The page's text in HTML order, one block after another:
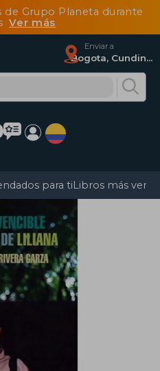
de Grupo Planeta durante
Ver más
Enviar a
Bogota, Cundinamarca
para tiLibros más